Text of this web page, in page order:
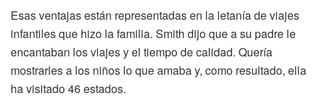
Esas ventajas están representadas en la letanía de viajes
infantiles que hizo la familia. Smith dijo que a su padre le
encantaban los viajes y el tiempo de calidad. Quería
mostrarles a los niños lo que amaba y, como resultado, ella
ha visitado 46 estados.